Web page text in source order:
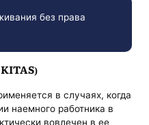
без права
в случаях, когда
наемного работника в
вовлечен в ее